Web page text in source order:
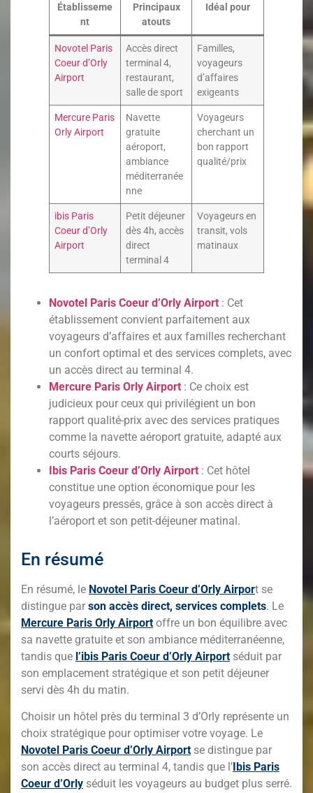
Établisseme
nt
Principaux
atouts
Idéal pour
Novotel Paris
Coeur d’Orly
Airport
Accès direct
terminal 4,
restaurant,
salle de sport
Familles,
voyageurs
d’affaires
exigeants
Mercure Paris
Orly Airport
Navette
gratuite
aéroport,
ambiance
méditerranée
nne
Voyageurs
cherchant un
bon rapport
qualité/prix
ibis Paris
Coeur d’Orly
Airport
Petit déjeuner
dès 4h, accès
direct
terminal 4
Voyageurs en
transit, vols
matinaux
Novotel Paris Coeur d’Orly Airport : Cet
établissement convient parfaitement aux
voyageurs d’affaires et aux familles recherchant
un confort optimal et des services complets, avec
un accès direct au terminal 4.
Mercure Paris Orly Airport : Ce choix est
judicieux pour ceux qui privilégient un bon
rapport qualité-prix avec des services pratiques
comme la navette aéroport gratuite, adapté aux
courts séjours.
Ibis Paris Coeur d’Orly Airport : Cet hôtel
constitue une option économique pour les
voyageurs pressés, grâce à son accès direct à
l’aéroport et son petit-déjeuner matinal.
En résumé
En résumé, le Novotel Paris Coeur d’Orly Airport se
distingue par son accès direct, services complets. Le
Mercure Paris Orly Airport offre un bon équilibre avec
sa navette gratuite et son ambiance méditerranéenne,
tandis que l’ibis Paris Coeur d’Orly Airport séduit par
son emplacement stratégique et son petit déjeuner
servi dès 4h du matin.
Choisir un hôtel près du terminal 3 d’Orly représente un
choix stratégique pour optimiser votre voyage. Le
Novotel Paris Coeur d’Orly Airport se distingue par
son accès direct au terminal 4, tandis que l’Ibis Paris
Coeur d’Orly séduit les voyageurs au budget plus serré.